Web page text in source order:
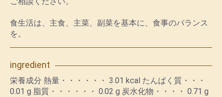
食生活は、主食、主菜、副菜を基本に、食事のバランス
を。
ingredient
栄養成分​ 熱量・・・・・・ 3.01 kcal たんぱく質・・・
0.01 g 脂質・・・・・・ 0.02 g 炭水化物・・・・ 0.71 g